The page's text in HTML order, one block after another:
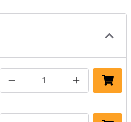
Produktmenge um eins
Produktmenge In